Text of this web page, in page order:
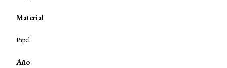
Material
Papel
Año